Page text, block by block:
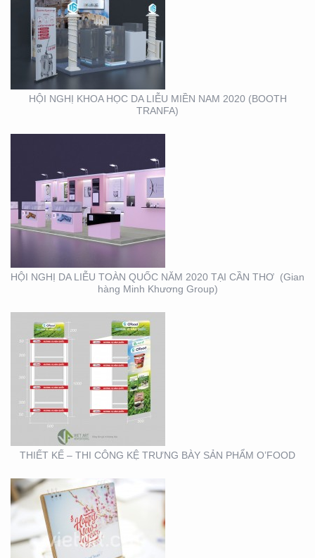
HỘI NGHỊ KHOA HỌC DA LIỄU MIỀN NAM 2020 (BOOTH
TRANFA)
HỘI NGHỊ DA LIỄU
TOÀN QUỐC NĂM 2020
TẠI CẦN THƠ (GIAN
HÀNG MINH KHƯƠNG
GROUP)
HỘI NGHỊ DA LIỄU TOÀN QUỐC NĂM 2020 TẠI CẦN THƠ (Gian
hàng Minh Khương Group)
THIẾT KẾ – THI CÔNG
KỆ TRƯNG BÀY SẢN
PHẨM O’FOOD
THIẾT KẾ – THI CÔNG KỆ TRƯNG BÀY SẢN PHẨM O’FOOD
THIẾT KẾ SẢN XUẤT
LỊCH TẾT KIM PHONG
THIẾT KẾ VÀ SẢN XUẤT
LỊCH HTV